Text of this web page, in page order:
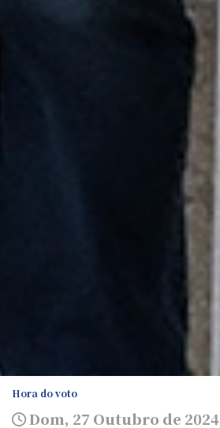
Hora do voto
Dom, 27 Outubro de 2024